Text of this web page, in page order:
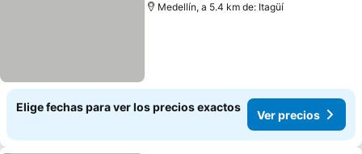
Medellín, a 5.4 km de: Itagüí
Elige fechas para ver los precios exactos
Ver precios